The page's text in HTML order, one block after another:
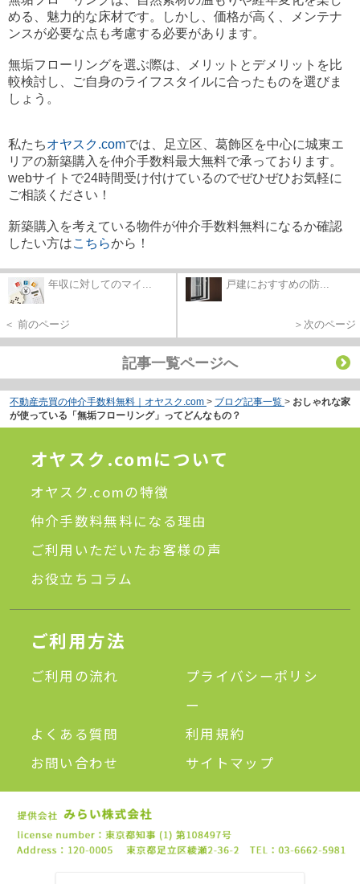
める、魅力的な床材です。しかし、価格が高く、メンテナ
ンスが必要な点も考慮する必要があります。
無垢フローリングを選ぶ際は、メリットとデメリットを比
較検討し、ご自身のライフスタイルに合ったものを選びま
しょう。
私たちオヤスク.comでは、足立区、葛飾区を中心に城東エ
リアの新築購入を仲介手数料最大無料で承っております。
webサイトで24時間受け付けているのでぜひぜひお気軽に
ご相談ください！
新築購入を考えている物件が仲介手数料無料になるか確認
したい方はこちらから！
年収に対してのマイ...
＜ 前のページ
戸建におすすめの防...
＞次のページ
記事一覧ページへ
不動産売買の仲介手数料無料｜オヤスク.com > ブログ記事一覧 > おしゃれな家
が使っている「無垢フローリング」ってどんなもの？
オヤスク.comについて
オヤスク.comの特徴
仲介手数料無料になる理由
ご利用いただいたお客様の声
お役立ちコラム
ご利用方法
ご利用の流れ
プライバシーポリシ
ー
よくある質問
利用規約
お問い合わせ
サイトマップ